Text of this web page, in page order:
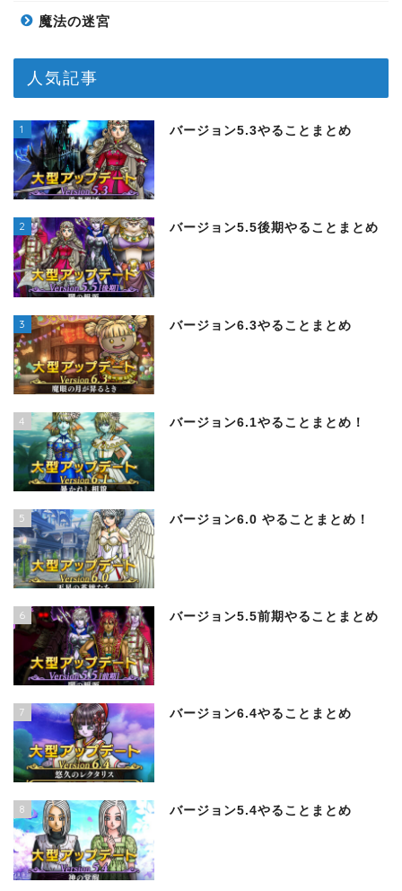
魔法の迷宮
人気記事
1 バージョン5.3やることまとめ
2 バージョン5.5後期やることまとめ
3 バージョン6.3やることまとめ
4 バージョン6.1やることまとめ！
5 バージョン6.0 やることまとめ！
6 バージョン5.5前期やることまとめ
7 バージョン6.4やることまとめ
8 バージョン5.4やることまとめ